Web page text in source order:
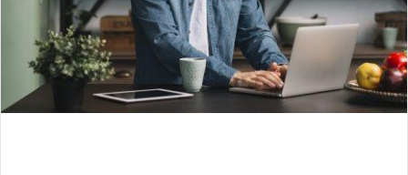
إ
ل
ك
ت